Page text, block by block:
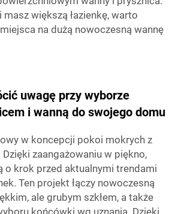
większą łazienkę, warto
na dużą nowoczesną wannę
uwagę przy wyborze
i wanną do swojego domu
w koncepcji pokoi mokrych z
zaangażowaniu w piękno,
o krok przed aktualnymi trendami
Ten projekt łączy nowoczesną
ale grubym szkłem, a także
końcówki wg uznania. Dzięki